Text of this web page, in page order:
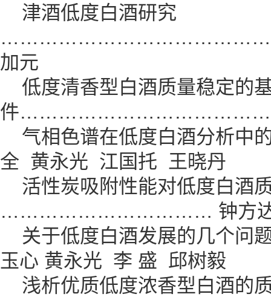
津酒低度白酒研究
加元
低度清香型白酒质量稳定的
件
气相色谱在低度白酒分析
全 黄永光 江国托 王晓丹
活性炭吸附性能对低度白酒
…………………………… 钟方达
关于低度白酒发展的几
玉心 黄永光 李 盛 邱树毅
浅析优质低度浓香型白酒